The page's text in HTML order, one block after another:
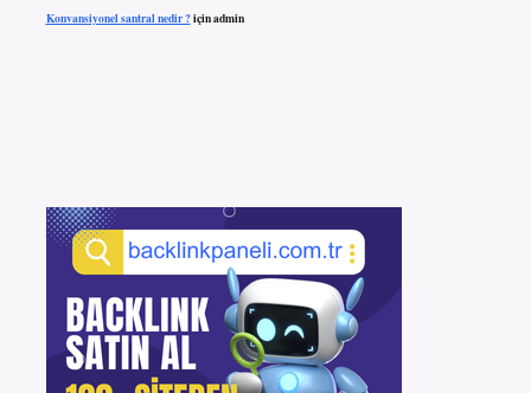
Konvansiyonel santral nedir ?içinadmin